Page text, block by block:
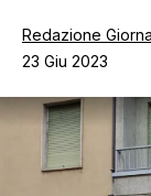
Redazione
23 Giu 2023